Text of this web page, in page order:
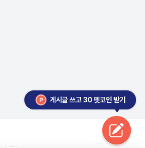
게시글 쓰고 30 펫코인 받기